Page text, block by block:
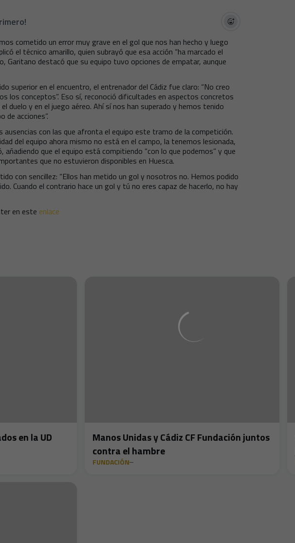
cometido un error muy grave en el gol que nos han hecho y luego
el técnico amarillo, quien subrayó que esa acción “ha marcado el
Garitano destacó que su equipo tuvo opciones de empatar, aunque
superior en el encuentro, el entrenador del Cádiz fue claro: “No creo
los conceptos”. Eso sí, reconoció dificultades en aspectos concretos
duelo y en el juego aéreo. Ahí sí nos han superado y hemos tenido
de acciones”.
con las que afronta el equipo este tramo de la competición.
del equipo ahora mismo no está en el campo, la tenemos lesionada,
añadiendo que el equipo está compitiendo “con lo que podemos” y que
que no estuvieron disponibles en Huesca.
con sencillez: “Ellos han metido un gol y nosotros no. Hemos podido
Cuando el contrario hace un gol y tú no eres capaz de hacerlo, no hay
en este enlace
en la UD
Manos Unidas y Cádiz CF Fundación juntos
contra el hambre
FUNDACIÓN